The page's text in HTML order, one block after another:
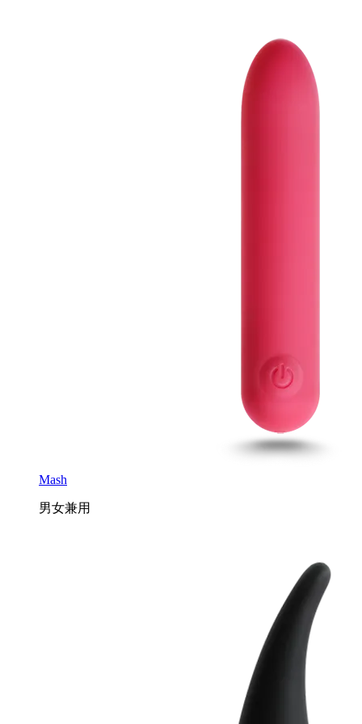
Mash
男女兼用